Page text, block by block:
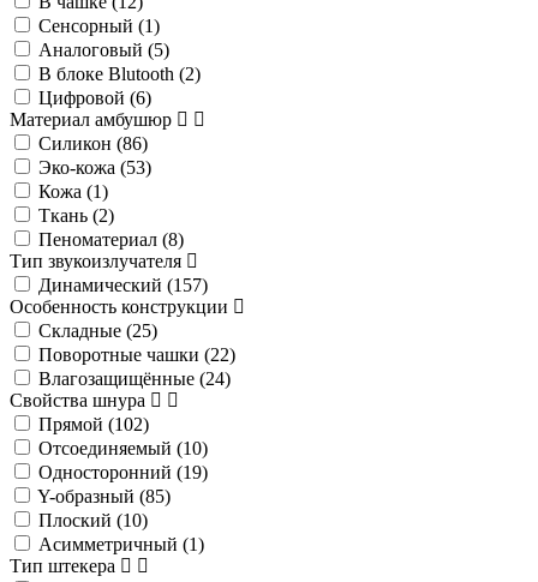
Сенсорный (1)
Аналоговый (5)
В блоке Blutooth (2)
Цифровой (6)
Материал амбушюр
Силикон (86)
Эко-кожа (53)
Кожа (1)
Ткань (2)
Пеноматериал (8)
Тип звукоизлучателя
Динамический (157)
Особенность конструкции
Складные (25)
Поворотные чашки (22)
Влагозащищённые (24)
Свойства шнура
Прямой (102)
Отсоединяемый (10)
Односторонний (19)
Y-образный (85)
Плоский (10)
Асимметричный (1)
Тип штекера